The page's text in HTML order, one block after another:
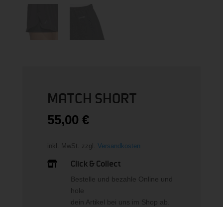
MATCH SHORT
55,00 €
inkl. MwSt. zzgl. Versandkosten
 Click & Collect
Bestelle und bezahle Online und
hole
dein Artikel bei uns im Shop ab.